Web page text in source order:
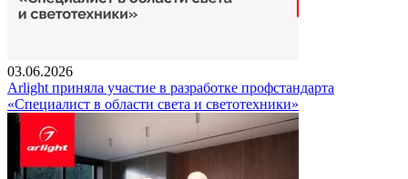
03.06.2026
Arlight приняла участие в разработке профстандарта
«Специалист в области света и светотехники»